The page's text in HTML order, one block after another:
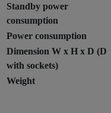
Standby power
consumption
Power consumption
Dimension W x H x D (D
with sockets)
Weight